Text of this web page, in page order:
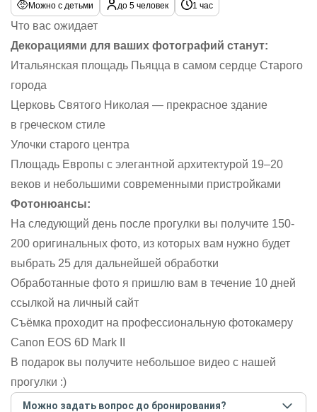
Можно с детьми до 5 человек 1 час
Что вас ожидает
Декорациями для ваших фотографий станут:
Итальянская площадь Пьяцца в самом сердце Старого
города
Церковь Святого Николая — прекрасное здание
в греческом стиле
Улочки старого центра
Площадь Европы с элегантной архитектурой 19–20
веков и небольшими современными пристройками
Фотонюансы:
На следующий день после прогулки вы получите 150-
200 оригинальных фото, из которых вам нужно будет
выбрать 25 для дальнейшей обработки
Обработанные фото я пришлю вам в течение 10 дней
ссылкой на личный сайт
Съёмка проходит на профессиональную фотокамеру
Canon EOS 6D Mark II
В подарок вы получите небольшое видео с нашей
прогулки :)
Можно задать вопрос до бронирования?